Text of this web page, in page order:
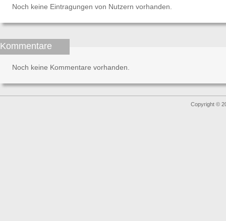
Noch keine Eintragungen von Nutzern vorhanden.
Kommentare
Noch keine Kommentare vorhanden.
Copyright ©